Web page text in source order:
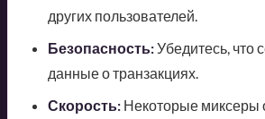
других пользователей.
Безопасность:Убедитесь, что
данные о транзакциях.
Скорость:Некоторые миксеры